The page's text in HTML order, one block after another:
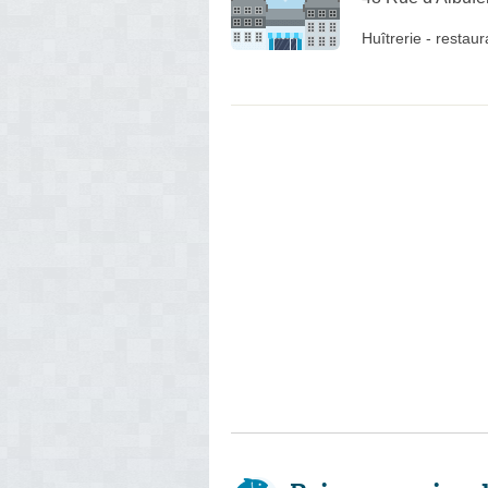
Huîtrerie -